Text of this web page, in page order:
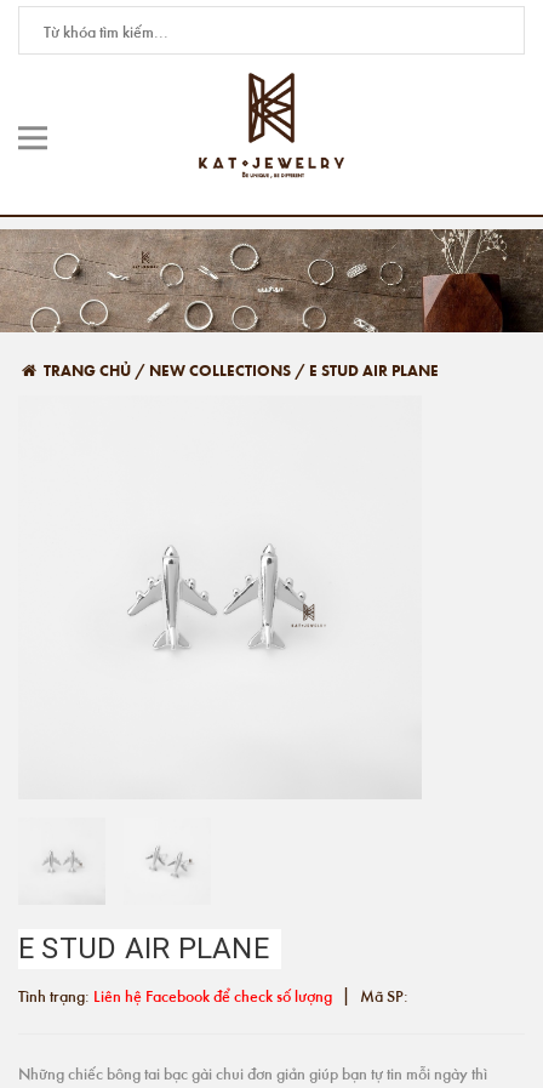
TRANG CHỦ / NEW COLLECTIONS / E STUD AIR PLANE
E STUD AIR PLANE
Tình trạng: Liên hệ Facebook để check số lượng | Mã SP:
Những chiếc bông tai bạc gài chui đơn giản giúp bạn tự tin mỗi ngày thì